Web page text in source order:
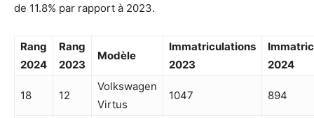
de 11.8% par rapport à 2023.
Rang
2024
Rang
2023
Modèle
Immatriculations
2023
2024
18 12
Volkswagen
Virtus
1047 894